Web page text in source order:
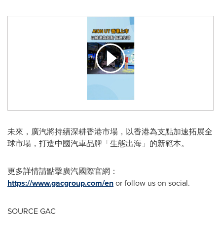
未來，廣汽將持續深耕香港市場，以香港為支點加速拓展全
球市場，打造中國汽車品牌「生態出海」的新範本。
更多詳情請點擊廣汽國際官網：
https://www.gacgroup.com/enor follow us on social.
SOURCE GAC